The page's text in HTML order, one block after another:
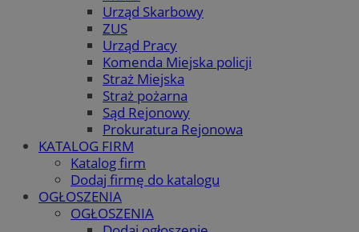
Urząd Skarbowy
ZUS
Urząd Pracy
Komenda Miejska policji
Straż Miejska
Straż pożarna
Sąd Rejonowy
Prokuratura Rejonowa
KATALOG FIRM
Katalog firm
Dodaj firmę do katalogu
OGŁOSZENIA
OGŁOSZENIA